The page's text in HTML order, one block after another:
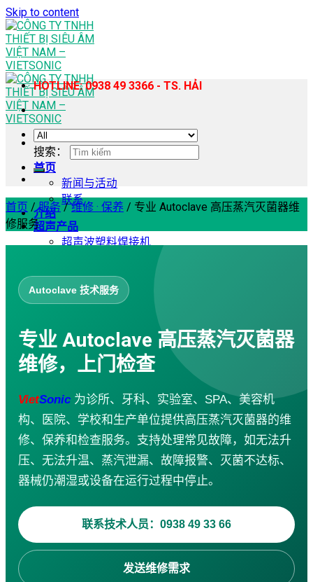
Skip to content
首页
新闻与活动
联系
介绍
超声产品
超声波塑料焊接机
手持式超声波塑料焊接机
超声波缝纫机
超声波均质提取机
超声波切割机
袋子生产线
超声波清洗机
金属超声波焊接机
企业培训
咨询 · 设计
机械加工
维修 · 保养
防水
应用视频
超声波缝纫机
超声波切割机
手持式超声波焊接机
超声波锡片焊接机
超声波搅拌与提取设备
HOTLINE: 0938 49 3366 - TS. HẢI
搜索：
首页 / 服务 / 维修 · 保养 / 专业 Autoclave 高压蒸汽灭菌器维
修服务
Autoclave 技术服务
专业 Autoclave 高压蒸汽灭菌器
维修，上门检查
VietSonic 为诊所、牙科、实验室、SPA、美容机
构、医院、学校和生产单位提供高压蒸汽灭菌器的维
修、保养和检查服务。支持处理常见故障，如无法升
压、无法升温、蒸汽泄漏、故障报警、灭菌不达标、
器械仍潮湿或设备在运行过程中停止。
联系技术人员：0938 49 33 66
发送维修需求